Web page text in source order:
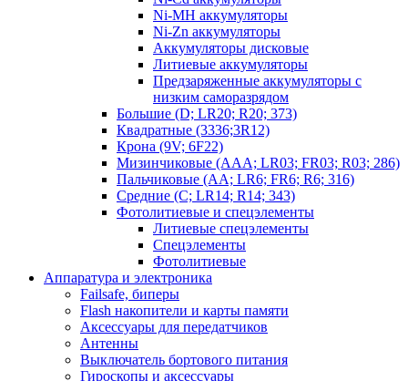
Ni-MH аккумуляторы
Ni-Zn аккумуляторы
Аккумуляторы дисковые
Литиевые аккумуляторы
Предзаряженные аккумуляторы с
низким саморазрядом
Большие (D; LR20; R20; 373)
Квадратные (3336;3R12)
Крона (9V; 6F22)
Мизинчиковые (AAA; LR03; FR03; R03; 286)
Пальчиковые (AA; LR6; FR6; R6; 316)
Средние (C; LR14; R14; 343)
Фотолитиевые и спецэлементы
Литиевые спецэлементы
Спецэлементы
Фотолитиевые
Аппаратура и электроника
Failsafe, биперы
Flash накопители и карты памяти
Аксессуары для передатчиков
Антенны
Выключатель бортового питания
Гироскопы и аксессуары